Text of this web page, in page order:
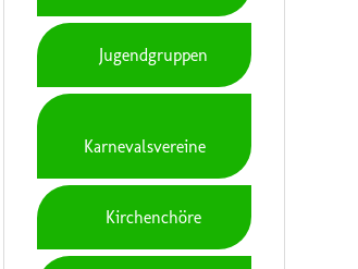
Jugendgruppen
Karnevalsvereine
Kirchenchöre